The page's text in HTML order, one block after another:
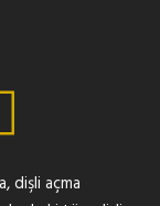
dişli açma